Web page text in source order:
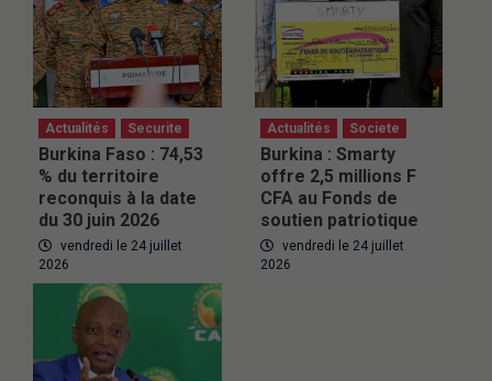
Actualités Securite
Burkina Faso : 74,53
% du territoire
reconquis à la date
du 30 juin 2026
vendredi le 24 juillet
2026
Actualités Societe
Burkina : Smarty
offre 2,5 millions F
CFA au Fonds de
soutien patriotique
vendredi le 24 juillet
2026